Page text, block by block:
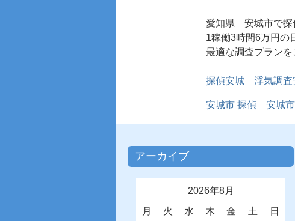
愛知県 安城市で探
1稼働3時間6万円の
最適な調査プランを
探偵安城 浮気調査
安城市 探偵 安城
アーカイブ
2026年8月
月
火 水 木 金 土
日